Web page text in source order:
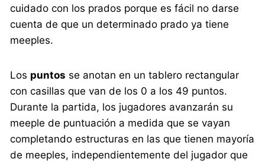
cuidado con los prados porque es fácil no darse
cuenta de que un determinado prado ya tiene
meeples.
Los puntos se anotan en un tablero rectangular
con casillas que van de los 0 a los 49 puntos.
Durante la partida, los jugadores avanzarán su
meeple de puntuación a medida que se vayan
completando estructuras en las que tienen mayoría
de meeples, independientemente del jugador que